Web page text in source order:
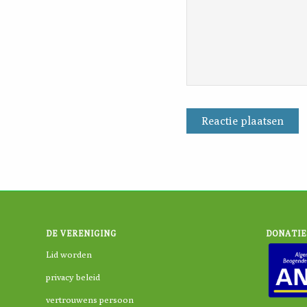
DE VERENIGING
Lid worden
privacy beleid
vertrouwens persoon